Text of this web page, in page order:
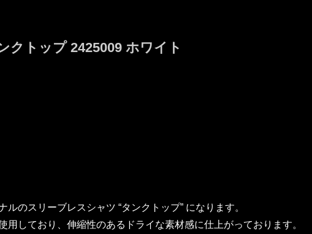
クトップ 2425009 ホワイト
のスリーブレスシャツ “タンクトップ” になります。
しており、伸縮性のあるドライな素材感に仕上がっております。